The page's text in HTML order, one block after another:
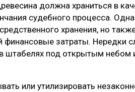
должна храниться в
судебного процесса.
хранения, но
финансовые затраты. Нередки
штабелях под открытым небом
или утилизировать